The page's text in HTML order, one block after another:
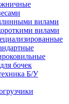
вилами
вилами
бочек
Б/У